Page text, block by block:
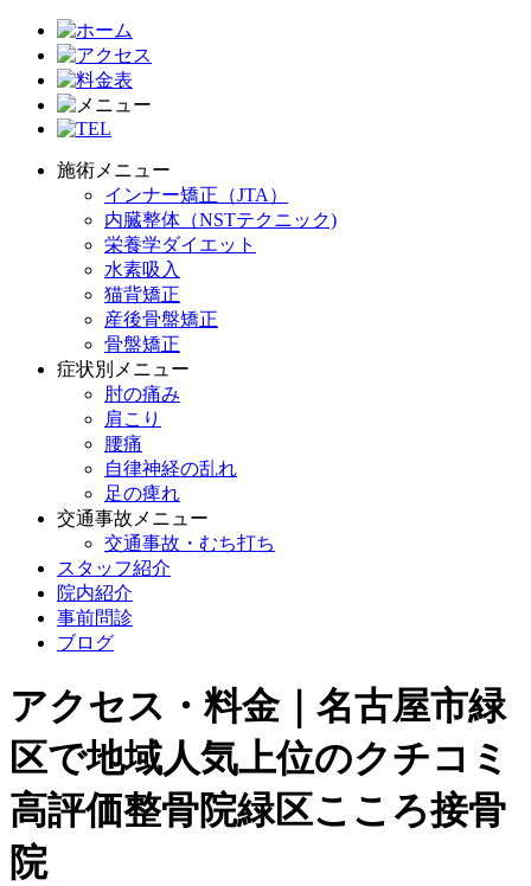
施術メニュー
インナー矯正（JTA）
内臓整体（NSTテクニック)
栄養学ダイエット
水素吸入
猫背矯正
産後骨盤矯正
骨盤矯正
症状別メニュー
肘の痛み
肩こり
腰痛
自律神経の乱れ
足の痺れ
交通事故メニュー
交通事故・むち打ち
スタッフ紹介
院内紹介
事前問診
ブログ
アクセス・料金｜名古屋市緑
区で地域人気上位のクチコミ
高評価整骨院緑区こころ接骨
院